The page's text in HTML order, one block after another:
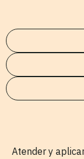
Atender y